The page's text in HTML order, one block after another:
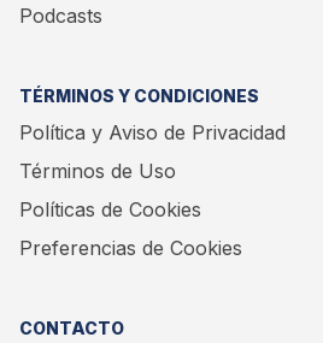
Podcasts
TÉRMINOS Y CONDICIONES
Política y Aviso de Privacidad
Términos de Uso
Políticas de Cookies
Preferencias de Cookies
CONTACTO